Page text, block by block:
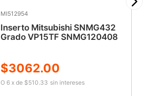
MI512954
Inserto Mitsubishi SNMG432
Grado VP15TF SNMG120408
$3062.00
O 6 xde $510.33 sin intereses